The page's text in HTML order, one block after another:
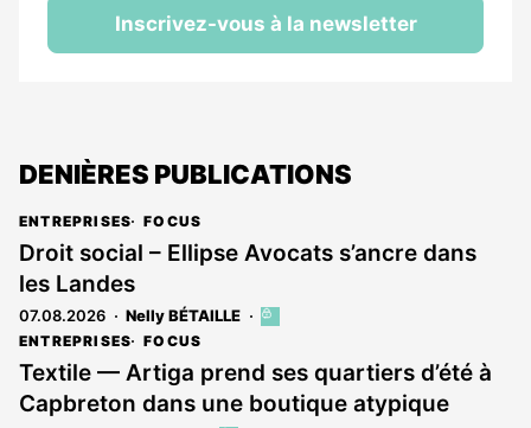
Inscrivez-vous à la newsletter
DENIÈRES PUBLICATIONS
ENTREPRISES FOCUS
Droit social – Ellipse Avocats s’ancre dans
les Landes
07.08.2026 Nelly BÉTAILLE
Cet
est
réservé
aux
ENTREPRISES FOCUS
Textile — Artiga prend ses quartiers d’été à
Capbreton dans une boutique atypique